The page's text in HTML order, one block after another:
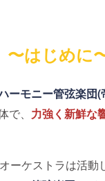
〜はじめに
ーモニー管弦楽団(
、 力強く新鮮な
ーケストラは活